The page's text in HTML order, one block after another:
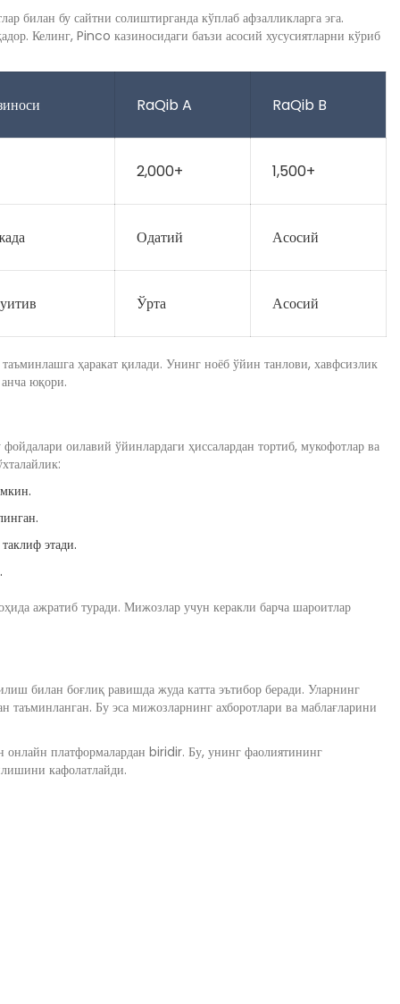
билан бу сайтни солиштирганда кўплаб афзалликларга эга.
Келинг, Pinco казиносидаги баъзи асосий хусусиятларни кўриб
RaQib A RaQib B
2,000+ 1,500+
Одатий Асосий
Ўрта Асосий
ҳаракат қилади. Унинг ноёб ўйин танлови, хавфсизлик
юқори.
оилавий ўйинлардаги ҳиссалардан тортиб, мукофотлар ва
этади.
ажратиб туради. Мижозлар учун керакли барча шароитлар
билан боғлиқ равишда жуда катта эътибор беради. Уларнинг
Бу эса мижозларнинг ахборотлари ва маблағларини
платформалардан biridir. Бу, унинг фаолиятининг
кафолатлайди.